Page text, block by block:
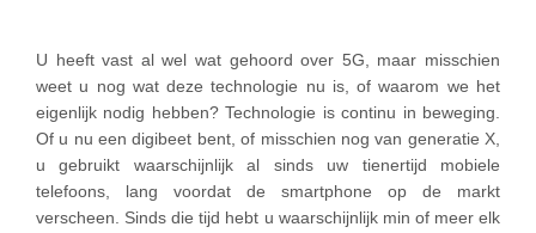
U heeft vast al wel wat gehoord over 5G, maar misschien
weet u nog wat deze technologie nu is, of waarom we het
eigenlijk nodig hebben? Technologie is continu in beweging.
Of u nu een digibeet bent, of misschien nog van generatie X,
u gebruikt waarschijnlijk al sinds uw tienertijd mobiele
telefoons, lang voordat de smartphone op de markt
verscheen. Sinds die tijd hebt u waarschijnlijk min of meer elk